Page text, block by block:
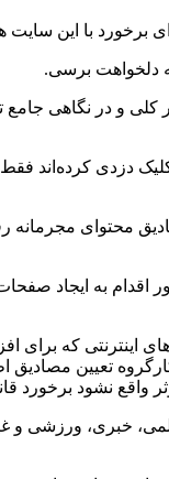
برخورد با این
دلخواهت برسی.
و در نگاهی
کرده‌اند فقط
محتوای مجرمانه
اقدام به ایجاد
که برای
تعیین مصادیق
نشود برخورد
خبری، ورزشی و